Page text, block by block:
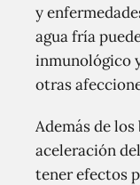
y
agua fría
inmunológico
otras
Además de
aceleración
tener efectos